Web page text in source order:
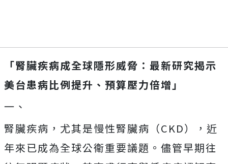
「腎臟疾病成全球隱形威脅：最新研究揭示
美台患病比例提升、預算壓力倍增」
一、
腎臟疾病，尤其是慢性腎臟病（CKD），近
年來已成為全球公衛重要議題。儘管早期往